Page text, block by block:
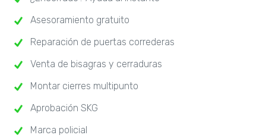
Asesoramiento gratuito
Reparación de puertas correderas
Venta de bisagras y cerraduras
Montar cierres multipunto
Aprobación SKG
Marca policial